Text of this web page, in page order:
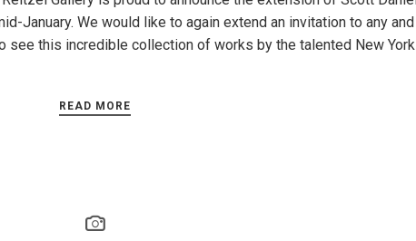
January. We would like to again extend an invitation to any and
see this incredible collection of works by the talented New York
READ MORE